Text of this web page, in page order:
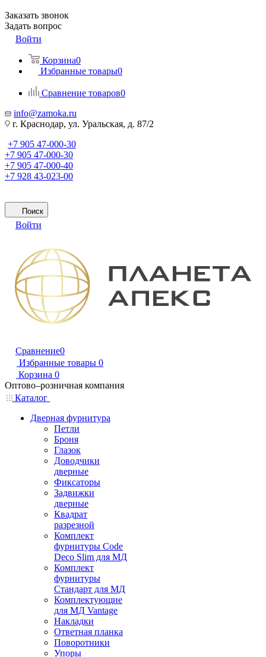
Заказать звонок
Задать вопрос
Войти
Корзина0
Избранные товары0
Сравнение товаров0
info@zamoka.ru
г. Краснодар, ул. Уральская, д. 87/2
+7 905 47-000-30
+7 905 47-000-30
+7 905 47-000-40
+7 928 43-023-00
Поиск
Войти
Сравнение0
Избранные товары 0
Корзина 0
Оптово–розничная компания
Каталог
Дверная фурнитура
Петли
Броня
Глазок
Доводчики
дверные
Фиксаторы
Задвижки
дверные
Квадрат
разрезной
Комплект
фурнитуры Code
Deco Slim для МД
Комплект
фурнитуры
Стандарт для МД
Комплектующие
для МД Vantage
Накладки
Ответная планка
Поворотники
Упоры